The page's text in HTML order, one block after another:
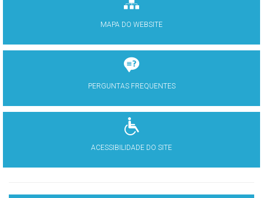
MAPA DO WEBSITE
PERGUNTAS FREQUENTES
ACESSIBILIDADE DO SITE